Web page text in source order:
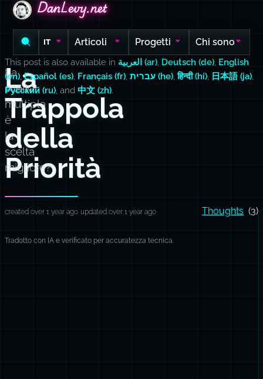
DanLevy.net
DanLevy.net
DanLevy.net
IT Articoli Progetti Chi sono
La
Trappola
della
Priorità
La
scelta
multipla
è
la
scelta
migliore?
This post is also available in العربية (ar), Deutsch (de), English
(en),Español (es), Français (fr), עברית (he),हिन्दी (hi), 日本語 (ja),
Русский (ru), and 中文 (zh).
created over 1 year ago updated over 1 year ago Thoughts (3)
Tradotto con IA e verificato per accuratezza tecnica.